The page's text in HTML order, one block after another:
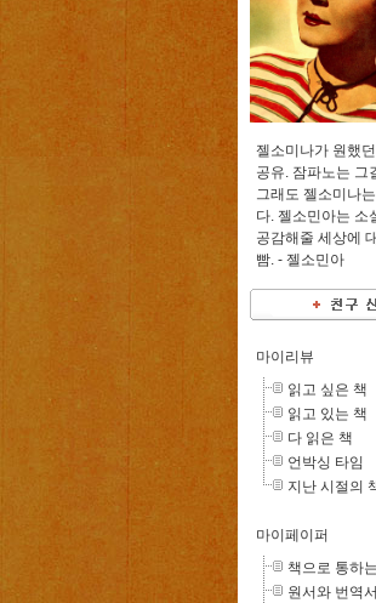
젤소미나가 원했
공유. 잠파노는 그
그래도 젤소미나
다. 젤소민아는 소
공감해줄 세상에
빰. - 젤소민아
마이리뷰
읽고 싶은 책
읽고 있는 책
다 읽은 책
언박싱 타임
지난 시절의
마이페이퍼
책으로 통하
원서와 번역서